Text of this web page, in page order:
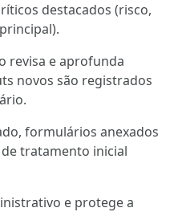
destacados (risco,
revisa e aprofunda
novos são registrados
formulários anexados
tratamento inicial
e protege a